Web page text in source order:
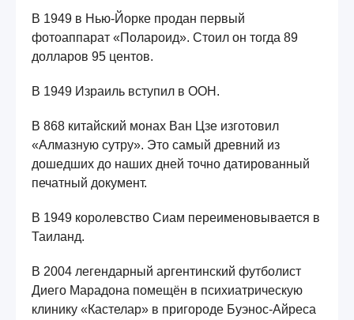
В 1949 в Нью-Йорке продан первый
фотоаппарат «Полароид». Стоил он тогда 89
долларов 95 центов.
В 1949 Израиль вступил в ООН.
В 868 китайский монах Ван Цзе изготовил
«Алмазную сутру». Это самый древний из
дошедших до наших дней точно датированный
печатный документ.
В 1949 королевство Сиам переименовывается в
Таиланд.
В 2004 легендарный аргентинский футболист
Диего Марадона помещён в психиатрическую
клинику «Кастелар» в пригороде Буэнос-Айреса